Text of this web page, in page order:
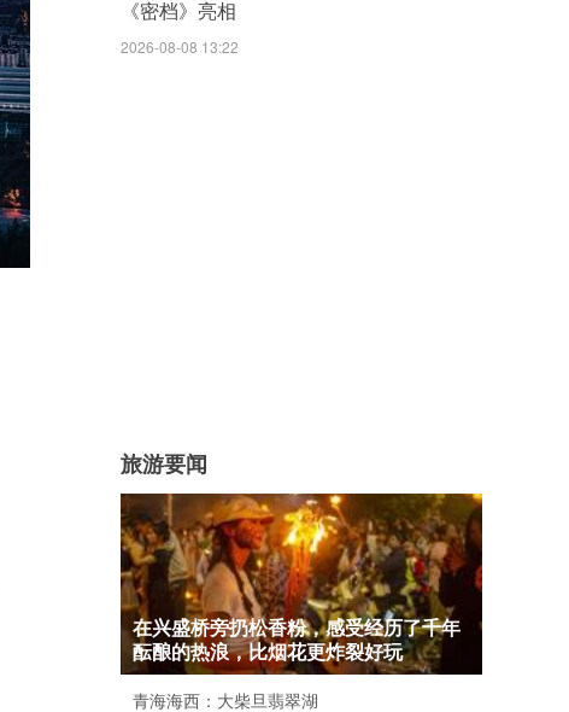
《密档》亮相
2026-08-08 13:22
旅游要闻
在兴盛桥旁扔松香粉，感受经历了千年
酝酿的热浪，比烟花更炸裂好玩
青海海西：大柴旦翡翠湖